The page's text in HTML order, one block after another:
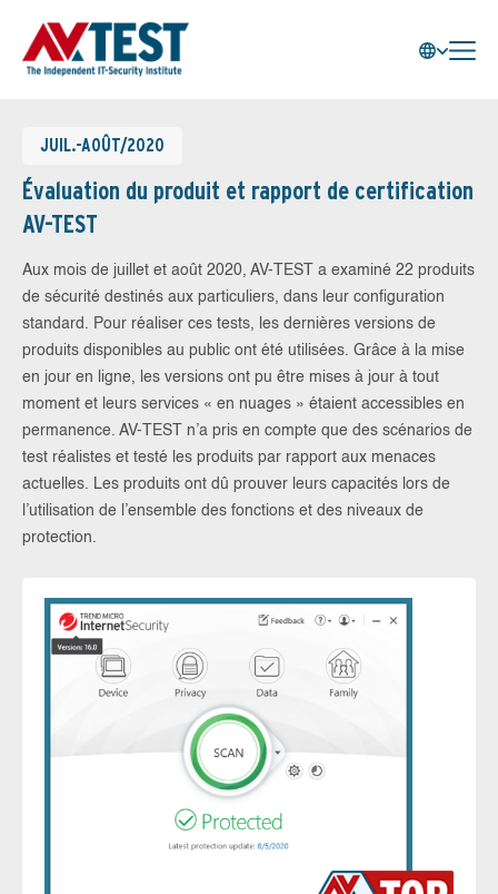
JUIL.-AOÛT/2020
Évaluation du produit et rapport de certification
AV-TEST
Aux mois de juillet et août 2020, AV-TEST a examiné 22 produits
de sécurité destinés aux particuliers, dans leur configuration
standard. Pour réaliser ces tests, les dernières versions de
produits disponibles au public ont été utilisées. Grâce à la mise
en jour en ligne, les versions ont pu être mises à jour à tout
moment et leurs services « en nuages » étaient accessibles en
permanence. AV-TEST n’a pris en compte que des scénarios de
test réalistes et testé les produits par rapport aux menaces
actuelles. Les produits ont dû prouver leurs capacités lors de
l’utilisation de l’ensemble des fonctions et des niveaux de
protection.